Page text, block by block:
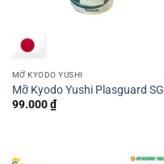
MỠ KYODO YUSHI
Mỡ Kyodo Yushi Plasguard SG
99.000₫